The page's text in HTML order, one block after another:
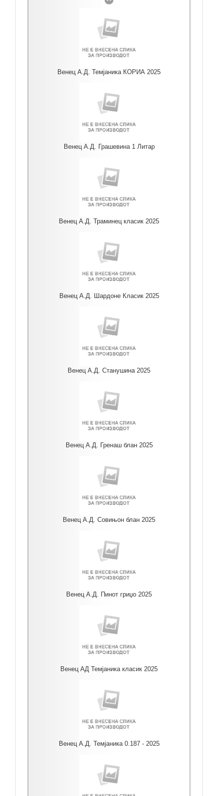
Венец А.Д. Темјаника КОРИА 2025
Венец А.Д. Грашевина 1 Литар
Венец А.Д. Траминец класик 2025
Венец А.Д. Шардоне Класик 2025
Венец А.Д. Станушина 2025
Венец А.Д. Гренаш блан 2025
Венец А.Д. Совињон блан 2025
Венец А.Д. Пинот гриџо 2025
Венец АД Темјаника класик 2025
Венец А.Д. Темјаника 0.187 - 2025